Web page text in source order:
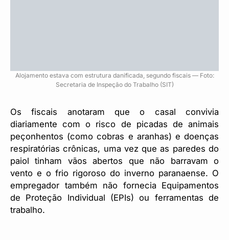
Alojamento estava com estrutura danificada, segundo fiscais — Foto:
Secretaria de Inspeção do Trabalho (SIT)
Os fiscais anotaram que o casal convivia
diariamente com o risco de picadas de animais
peçonhentos (como cobras e aranhas) e doenças
respiratórias crônicas, uma vez que as paredes do
paiol tinham vãos abertos que não barravam o
vento e o frio rigoroso do inverno paranaense. O
empregador também não fornecia Equipamentos
de Proteção Individual (EPIs) ou ferramentas de
trabalho.